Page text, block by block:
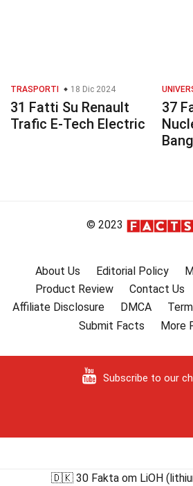
TRASPORTI 18 Dic 2024
31 Fatti Su Renault
Trafic E-Tech Electric
37
Bang
© 2023
About Us Editorial Policy
Product Review
Contact Us
Affiliate Disclosure
DMCA
Submit Facts
More
Subscribe to our
🇩🇰 30 Fakta om LiOH